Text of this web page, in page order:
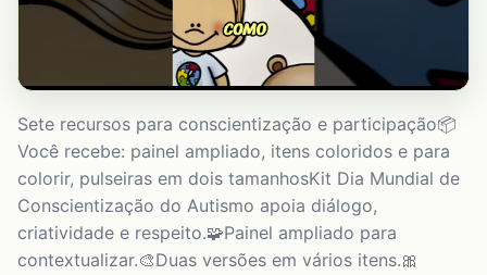
Sete recursos para conscientização e participação📦
Você recebe: painel ampliado, itens coloridos e para
colorir, pulseiras em dois tamanhosKit Dia Mundial de
Conscientização do Autismo apoia diálogo,
criatividade e respeito.🧩Painel ampliado para
contextualizar.🎨Duas versões em vários itens.🎀